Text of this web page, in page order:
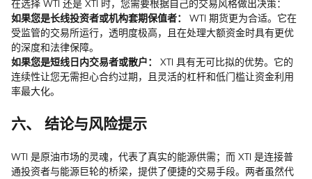
在选择 WTI 还是 XTI 时，您需要根据自己的交易风格做出决策：
如果您是长线投资者或机构套期保值者：
WTI 期货更为合适。它在
受监管的交易所运行，透明度极高，且在处理大额资金时具有更优
的深度和法律保障。
如果您是短线日内交易者或散户：
XTI 具有无可比拟的优势。它的
连续性让您无需担心合约过期，且灵活的杠杆和低门槛让资金利用
率最大化。
六、 结论与风险提示
WTI 是原油市场的灵魂，代表了真实的能源供需；而 XTI 是连接普
通投资者与能源巨轮的桥梁，提供了便捷的交易手段。两者虽然代